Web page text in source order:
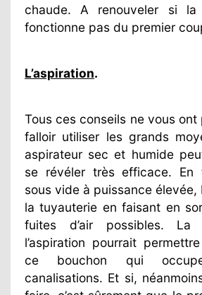
chaude. A renouveler si
fonctionne pas du premier
L’aspiration.
Tous ces conseils ne vous ont
falloir utiliser les grands
aspirateur sec et humide
se révéler très efficace. En
sous vide à puissance
la tuyauterie en faisant en
fuites d’air possibles. La
l’aspiration pourrait
ce bouchon qui
canalisations. Et si,